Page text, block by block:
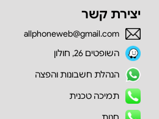
יצירת קשר
allphoneweb@gmail.com
השופטים 26, חולון
הנהלת חשבונות והפצה
תמיכה טכנית